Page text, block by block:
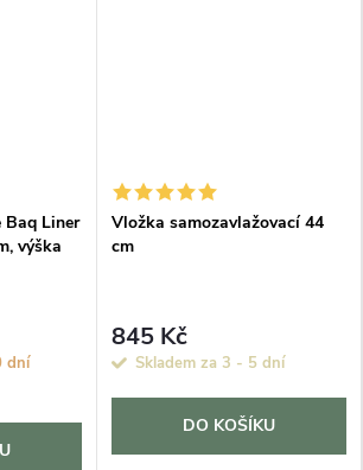
Baq Liner
výška
dní
Vložka samozavlažovací 44
cm
845 Kč
Skladem za 3 - 5 dní
DO KOŠÍKU